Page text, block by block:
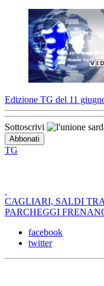
Edizione TG del 11
Sottoscrivi
TG
CAGLIARI, SALDI
PARCHEGGI
facebook
twitter